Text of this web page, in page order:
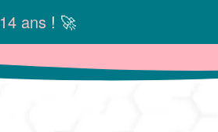
14 ans ! 🚀